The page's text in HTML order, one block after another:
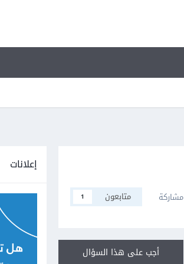
مشاركة متابعون 1
أجب على هذا السؤال
إعلانات